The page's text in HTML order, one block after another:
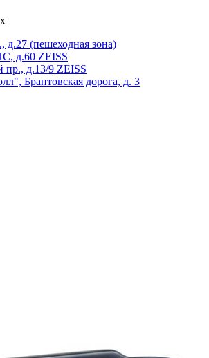
д.27 (пешeходная зона)
д.60 ZEISS
пр., д.13/9 ZEISS
Брантовская дорога, д. 3